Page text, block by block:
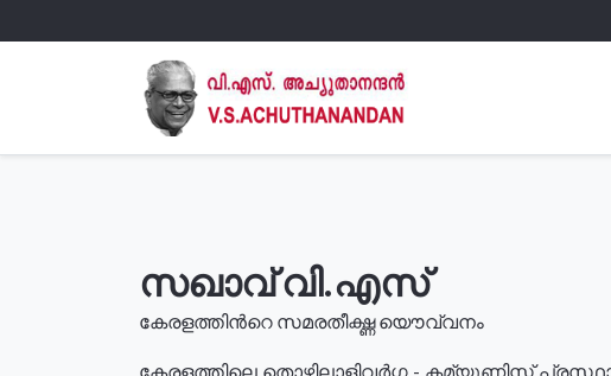
സഖാവ് വി.എസ്
കേരളത്തിൻറെ സമരതീക്ഷ്ണ യൌവ്വനം
കേരളത്തിലെ തൊഴിലാളിവർഗ്ഗ - കമ്യൂണിസ്റ്റ്